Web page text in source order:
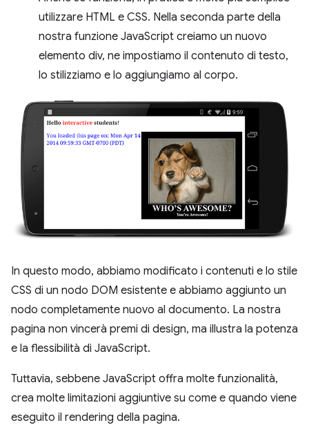
utilizzare HTML e CSS. Nella seconda parte della
nostra funzione JavaScript creiamo un nuovo
elemento div, ne impostiamo il contenuto di testo,
lo stilizziamo e lo aggiungiamo al corpo.
In questo modo, abbiamo modificato i contenuti e lo stile
CSS di un nodo DOM esistente e abbiamo aggiunto un
nodo completamente nuovo al documento. La nostra
pagina non vincerà premi di design, ma illustra la potenza
e la flessibilità di JavaScript.
Tuttavia, sebbene JavaScript offra molte funzionalità,
crea molte limitazioni aggiuntive su come e quando viene
eseguito il rendering della pagina.